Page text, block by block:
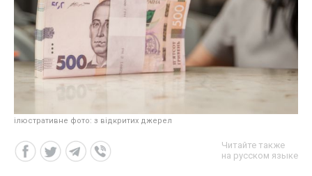
ілюстративне фото: з відкритих джерел
Читайте также
на русском языке